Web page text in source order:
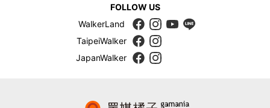
FOLLOW US
WalkerLand
TaipeiWalker
JapanWalker